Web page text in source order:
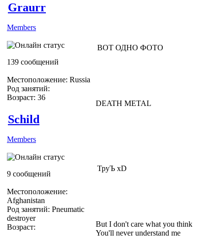
Graurr
Members
139 сообщений
Местоположение: Russia
Род занятий:
Возраст: 36
ВОТ ОДНО ФОТО
DEATH METAL
Schild
Members
9 сообщений
Местоположение:
Afghanistan
Род занятий: Pneumatic
destroyer
Возраст:
ТруЪ хD
But I don't care what you think
You'll never understand me